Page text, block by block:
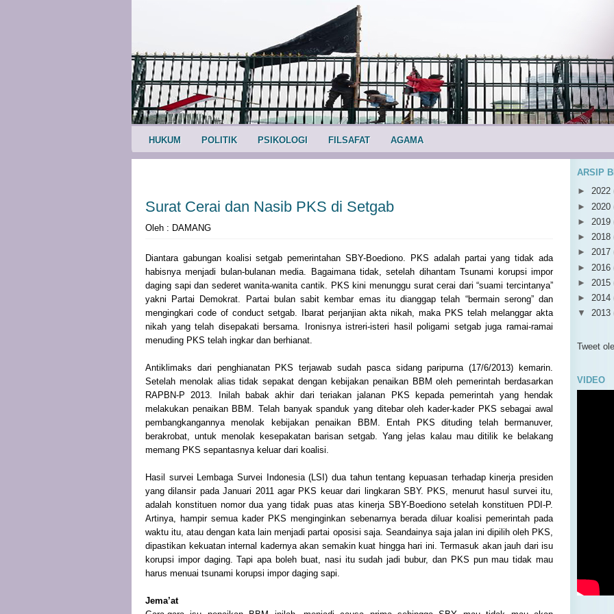
HUKUM POLITIK PSIKOLOGI FILSAFAT AGAMA
Surat Cerai dan Nasib PKS di Setgab
Oleh : DAMANG
Diantara gabungan koalisi setgab pemerintahan SBY-Boediono. PKS adalah partai yang tidak ada
habisnya menjadi bulan-bulanan media. Bagaimana tidak, setelah dihantam Tsunami korupsi impor
daging sapi dan sederet wanita-wanita cantik. PKS kini menunggu surat cerai dari “suami tercintanya”
yakni Partai Demokrat. Partai bulan sabit kembar emas itu dianggap telah “bermain serong” dan
mengingkari code of conduct setgab. Ibarat perjanjian akta nikah, maka PKS telah melanggar akta
nikah yang telah disepakati bersama. Ironisnya istreri-isteri hasil poligami setgab juga ramai-ramai
menuding PKS telah ingkar dan berhianat.
Antiklimaks dari penghianatan PKS terjawab sudah pasca sidang paripurna (17/6/2013) kemarin.
Setelah menolak alias tidak sepakat dengan kebijakan penaikan BBM oleh pemerintah berdasarkan
RAPBN-P 2013. Inilah babak akhir dari teriakan jalanan PKS kepada pemerintah yang hendak
melakukan penaikan BBM. Telah banyak spanduk yang ditebar oleh kader-kader PKS sebagai awal
pembangkangannya menolak kebijakan penaikan BBM. Entah PKS dituding telah bermanuver,
berakrobat, untuk menolak kesepakatan barisan setgab. Yang jelas kalau mau ditilik ke belakang
memang PKS sepantasnya keluar dari koalisi.
Hasil survei Lembaga Survei Indonesia (LSI) dua tahun tentang kepuasan terhadap kinerja presiden
yang dilansir pada Januari 2011 agar PKS keuar dari lingkaran SBY. PKS, menurut hasul survei itu,
adalah konstituen nomor dua yang tidak puas atas kinerja SBY-Boediono setelah konstituen PDI-P.
Artinya, hampir semua kader PKS menginginkan sebenarnya berada diluar koalisi pemerintah pada
waktu itu, atau dengan kata lain menjadi partai oposisi saja. Seandainya saja jalan ini dipilih oleh PKS,
dipastikan kekuatan internal kadernya akan semakin kuat hingga hari ini. Termasuk akan jauh dari isu
korupsi impor daging. Tapi apa boleh buat, nasi itu sudah jadi bubur, dan PKS pun mau tidak mau
harus menuai tsunami korupsi impor daging sapi.
Jema’at
ARSIP
► 2022
► 2020
► 2019
► 2018
► 2017
► 2016
► 2015
► 2014
▼ 2013
►
►
►
Tweet
VIDEO